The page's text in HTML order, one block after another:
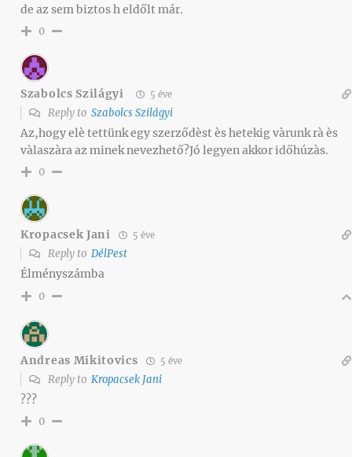
de az sem biztos h eldőlt már.
0
Szabolcs Szilágyi 5 éve
Reply to Szabolcs Szilágyi
Az,hogy elè tettünk egy szerződèst ès hetekig vàrunk rà ès
vàlaszàra az minek nevezhető?Jó legyen akkor időhúzàs.
0
Kropacsek Jani 5 éve
Reply to DélPest
Élményszámba
0
Andreas Mikitovics 5 éve
Reply to Kropacsek Jani
???
0